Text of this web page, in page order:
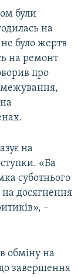
були
на
було жертв
на ремонт
про
на
«Ба
суботнього
досягнення
–
обміну на
завершення